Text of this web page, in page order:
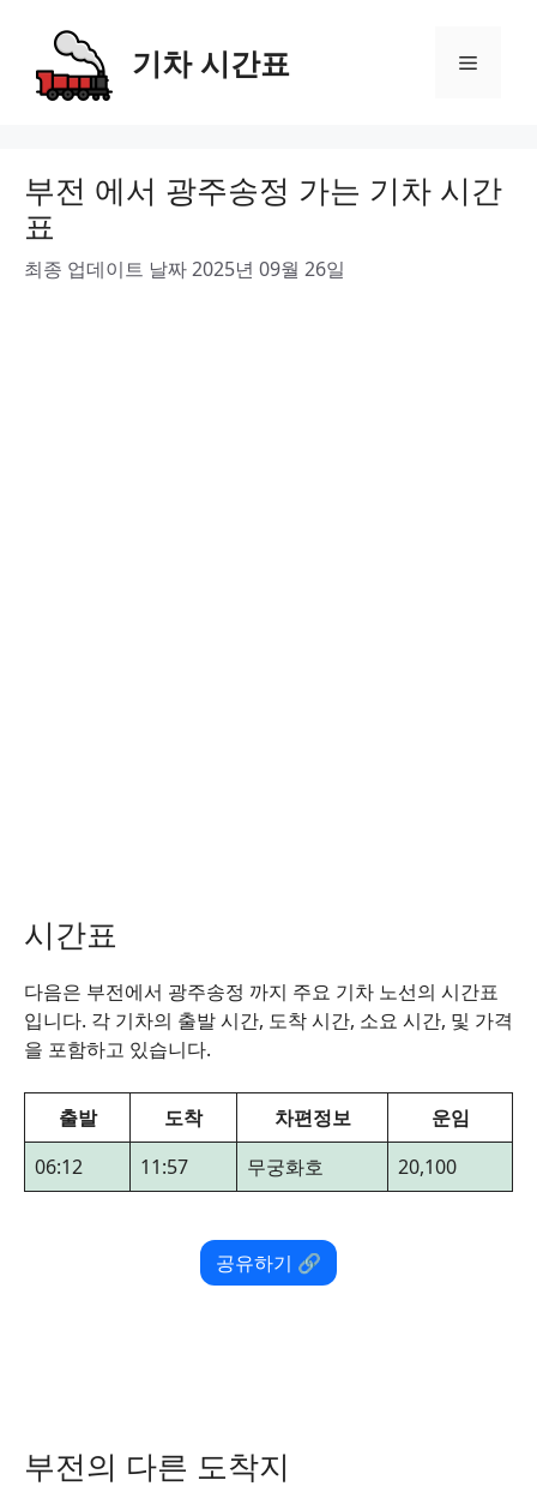
content
기차 시간표 Menu
부전 에서 광주송정 가는 기차 시간
표
최종 업데이트 날짜 2025년 09월 26일
시간표
다음은 부전에서 광주송정 까지 주요 기차 노선의 시간표
입니다. 각 기차의 출발 시간, 도착 시간, 소요 시간, 및 가격
을 포함하고 있습니다.
출발 도착 차편정보
운임
06:12
11:57 무궁화호 20,100
공유하기 🔗
부전의 다른 도착지